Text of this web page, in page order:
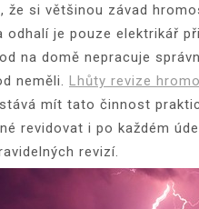
že si většinou závad
odhalí je pouze elektrikář
na domě nepracuje
neměli. Lhůty revize
mít tato činnost
revidovat i po každém
revizí.